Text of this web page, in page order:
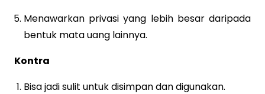
Menawarkan privasi yang lebih besar daripada
bentuk mata uang lainnya.
Kontra
Bisa jadi sulit untuk disimpan dan digunakan.